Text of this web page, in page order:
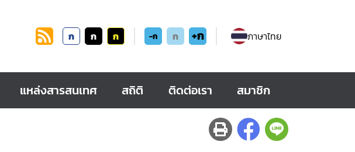
ก ก ก -ก ก +ก ภาษาไทย
แหล่งสารสนเทศ สถิติ ติดต่อเรา สมาชิก